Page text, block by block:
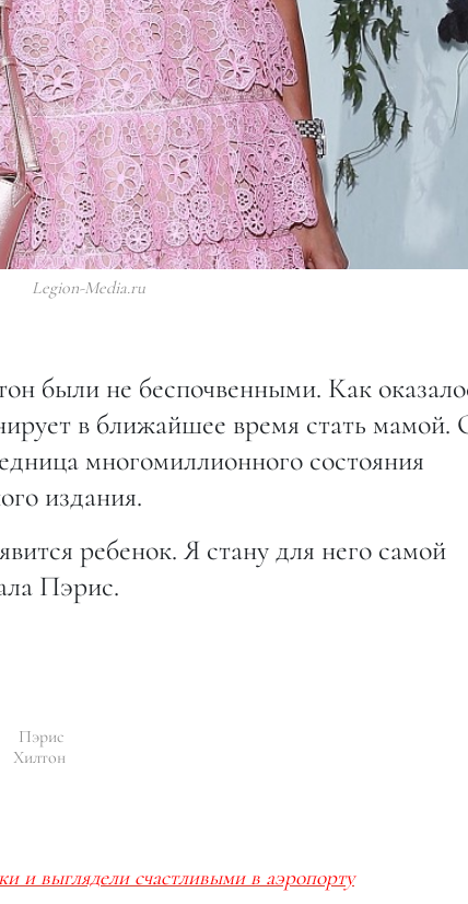
Legion-Media.ru
были не беспочвенными. Как
в ближайшее время стать мамой.
многомиллионного состояния
издания.
ребенок. Я стану для него самой
Пэрис.
Пэрис
Хилтон
и выглядели счастливыми в аэропорту